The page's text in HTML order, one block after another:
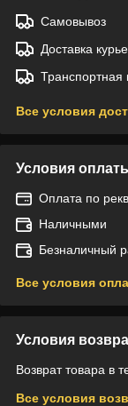
Самовывоз
Доставка
Транспортная
Все условия
Условия
Оплата по
Наличными
Безналичный
Все условия
Условия
Возврат товара в
Все условия